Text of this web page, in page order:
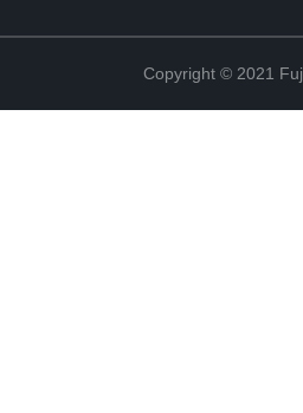
Copyright © 2021